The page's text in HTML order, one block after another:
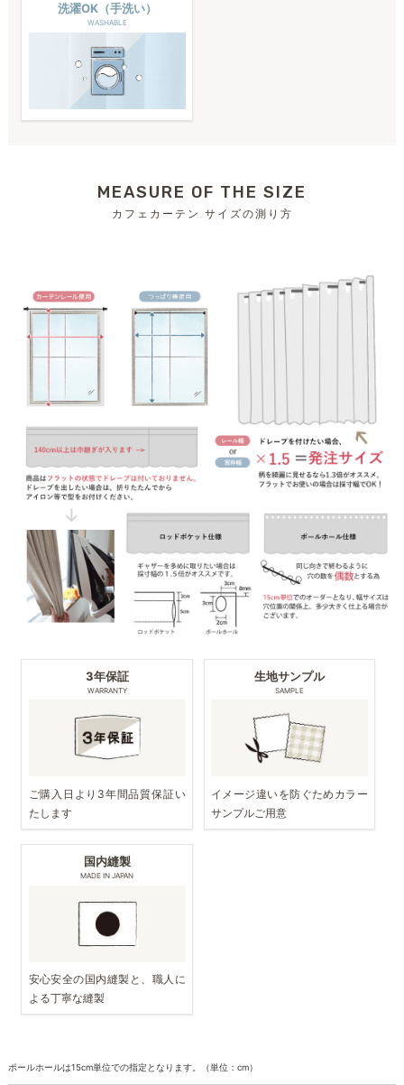
洗濯OK（手洗い）
WASHABLE
MEASURE OF THE SIZE
カフェカーテン サイズの測り方
3年保証
WARRANTY
ご購入日より3年間品質保証い
たします
生地サンプル
SAMPLE
イメージ違いを防ぐためカラー
サンプルご用意
国内縫製
MADE IN JAPAN
安心安全の国内縫製と、職人に
よる丁寧な縫製
ポールホールは15cm単位での指定となります。（単位：cm）